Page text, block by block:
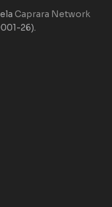
Caprara Network
26).